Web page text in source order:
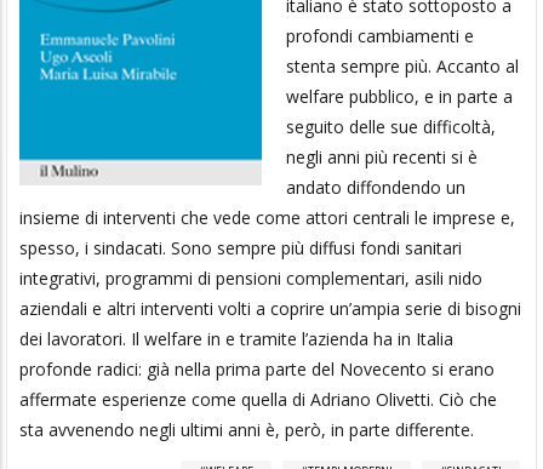
italiano è stato sottoposto a
profondi cambiamenti e
stenta sempre più. Accanto al
welfare pubblico, e in parte a
seguito delle sue difficoltà,
negli anni più recenti si è
andato diffondendo un
insieme di interventi che vede come attori centrali le imprese e,
spesso, i sindacati. Sono sempre più diffusi fondi sanitari
integrativi, programmi di pensioni complementari, asili nido
aziendali e altri interventi volti a coprire un’ampia serie di bisogni
dei lavoratori. Il welfare in e tramite l’azienda ha in Italia
profonde radici: già nella prima parte del Novecento si erano
affermate esperienze come quella di Adriano Olivetti. Ciò che
sta avvenendo negli ultimi anni è, però, in parte differente.